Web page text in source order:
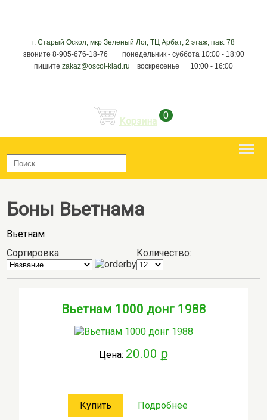
г. Старый Оскол, мкр Зеленый Лог, ТЦ Арбат, 2 этаж, пав. 78
звоните 8-905-676-18-76 понедельник - суббота 10:00 - 18:00
пишите zakaz@oscol-klad.ru воскресенье 10:00 - 16:00
Корзина
0
Боны Вьетнама
Вьетнам
Сортировка:
Количество:
Вьетнам 1000 донг 1988
Цена: 20.00 ք
Купить Подробнее